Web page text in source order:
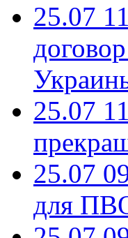
25.07
25.07
25.07
для